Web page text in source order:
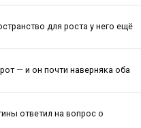
для роста у него ещё
— и он почти наверняка оба
ответил на вопрос о